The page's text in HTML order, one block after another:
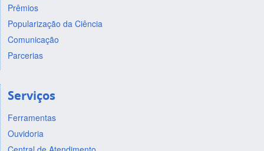
Prêmios
Popularização da Ciência
Comunicação
Parcerias
Serviços
Ferramentas
Ouvidoria